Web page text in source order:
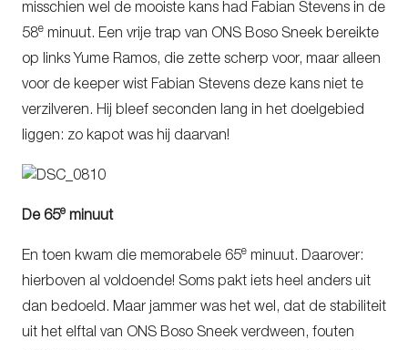
misschien wel de mooiste kans had Fabian Stevens in de
58e minuut. Een vrije trap van ONS Boso Sneek bereikte
op links Yume Ramos, die zette scherp voor, maar alleen
voor de keeper wist Fabian Stevens deze kans niet te
verzilveren. Hij bleef seconden lang in het doelgebied
liggen: zo kapot was hij daarvan!
De 65e minuut
En toen kwam die memorabele 65e minuut. Daarover:
hierboven al voldoende! Soms pakt iets heel anders uit
dan bedoeld. Maar jammer was het wel, dat de stabiliteit
uit het elftal van ONS Boso Sneek verdween, fouten